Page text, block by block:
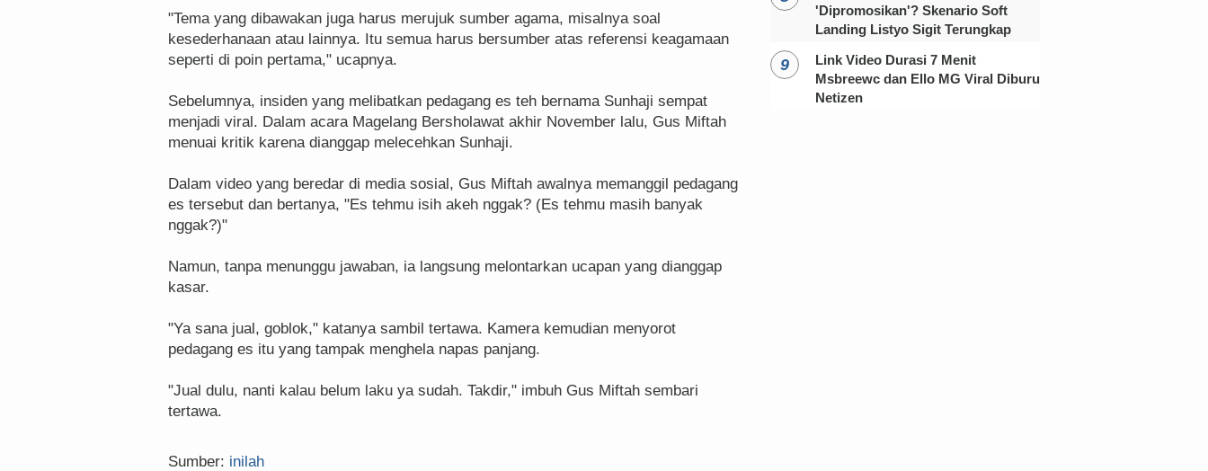
"Tema yang dibawakan juga harus merujuk sumber agama, misalnya soal
kesederhanaan atau lainnya. Itu semua harus bersumber atas referensi keagamaan
seperti di poin pertama," ucapnya.
Sebelumnya, insiden yang melibatkan pedagang es teh bernama Sunhaji sempat
menjadi viral. Dalam acara Magelang Bersholawat akhir November lalu, Gus Miftah
menuai kritik karena dianggap melecehkan Sunhaji.
Dalam video yang beredar di media sosial, Gus Miftah awalnya memanggil pedagang
es tersebut dan bertanya, "Es tehmu isih akeh nggak? (Es tehmu masih banyak
nggak?)"
Namun, tanpa menunggu jawaban, ia langsung melontarkan ucapan yang dianggap
kasar.
"Ya sana jual, goblok," katanya sambil tertawa. Kamera kemudian menyorot
pedagang es itu yang tampak menghela napas panjang.
"Jual dulu, nanti kalau belum laku ya sudah. Takdir," imbuh Gus Miftah sembari
tertawa.
Sumber: inilah
'Dipromosikan'? Skenario Soft
Landing Listyo Sigit Terungkap
Link Video Durasi 7 Menit
Msbreewc dan Ello MG Viral Diburu
Netizen